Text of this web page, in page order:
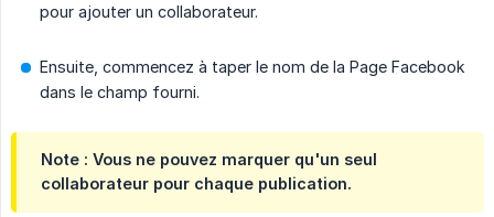
pour ajouter un collaborateur.
Ensuite, commencez à taper le nom de la Page Facebook
dans le champ fourni.
Note : Vous ne pouvez marquer qu'un seul
collaborateur pour chaque publication.